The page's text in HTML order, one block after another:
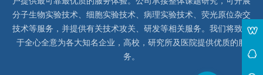
分子生物实验技术、细胞实验技术、病理实验技术、荧光原位杂交
技术等服务，并提供有关技术攻关、研发等相关服务。我们将致力
于全心全意为各大知名企业，高校，研究所及医院提供优质的服
务。